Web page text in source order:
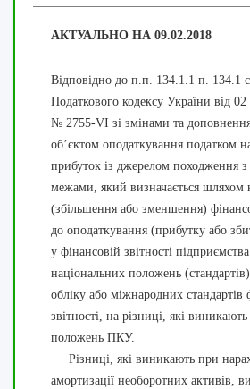
АКТУАЛЬНО НА 09.02.2018
Відповідно до п.п. 134.1.1 п. 134.1
Податкового кодексу України від
№ 2755-VI зі змінами та
об’єктом оподаткування податком
прибуток із джерелом походження з
межами, який визначається шляхом
(збільшення або зменшення)
до оподаткування (прибутку або
у фінансовій звітності
національних положень (стандартів)
обліку або міжнародних стандартів
звітності, на різниці, які
положень ПКУ.
Різниці, які виникають при
амортизації необоротних активів,